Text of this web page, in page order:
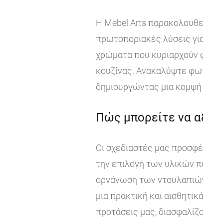
Η Mebel Arts
πρωτοποριακές λύσεις
χρώματα που κυριαρχούν
κουζίνας. Ανακαλύψτε
δημιουργώντας μια
Πώς μπορείτε να
Οι σχεδιαστές μας
την επιλογή των υλικών
οργάνωση των
μια πρακτική και
προτάσεις μας,